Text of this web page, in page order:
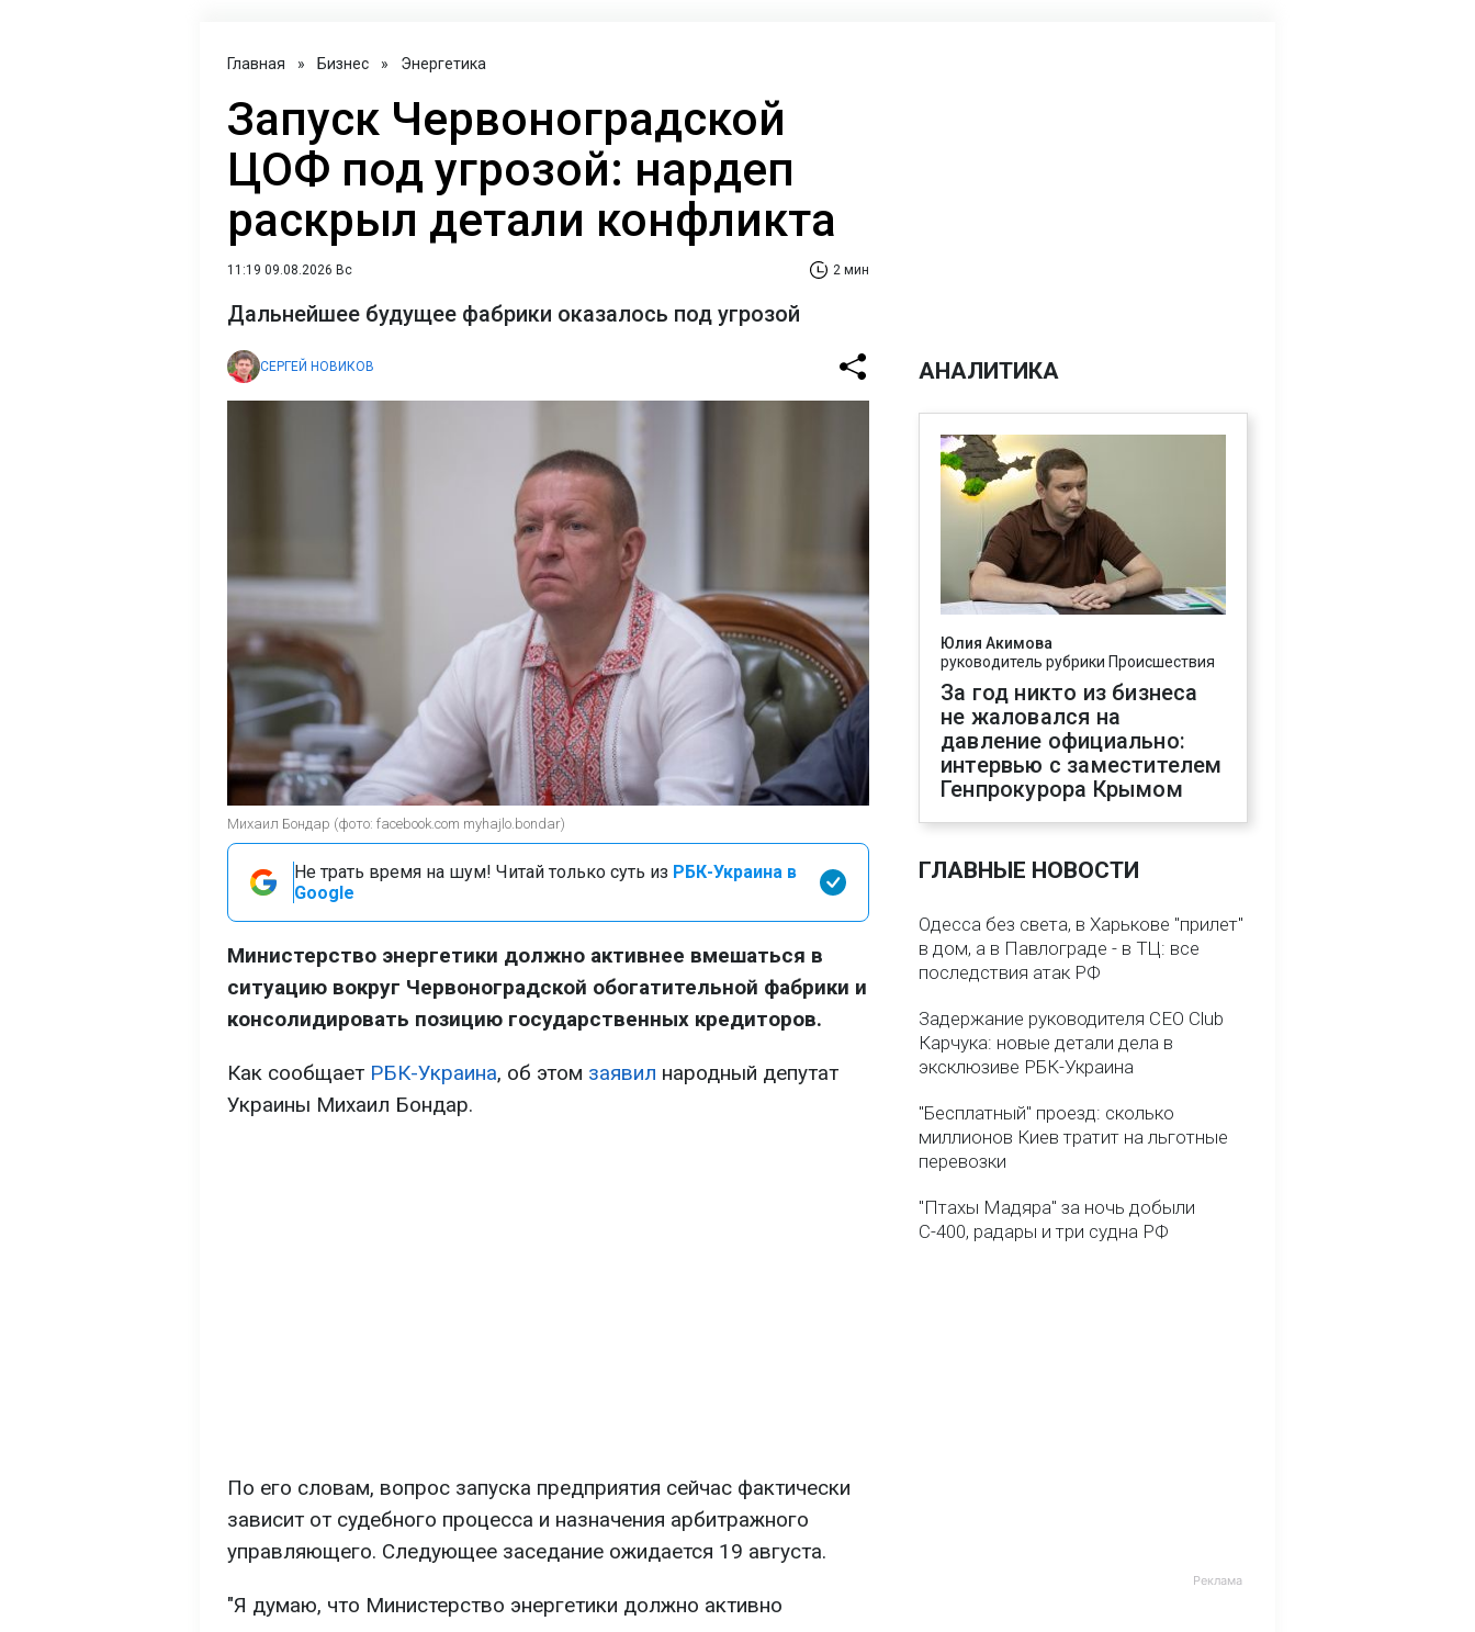
Главная » Бизнес » Энергетика
Запуск Червоноградской
ЦОФ под угрозой: нардеп
раскрыл детали конфликта
11:19 09.08.2026 Вс 2 мин
Дальнейшее будущее фабрики оказалось под угрозой
СЕРГЕЙ НОВИКОВ
Михаил Бондар (фото: facebook.com myhajlo.bondar)
Не трать время на шум! Читай только суть из РБК-Украина в
Google
Министерство энергетики должно активнее вмешаться в
ситуацию вокруг Червоноградской обогатительной фабрики и
консолидировать позицию государственных кредиторов.
Как сообщает РБК-Украина, об этом заявил народный депутат
Украины Михаил Бондар.
По его словам, вопрос запуска предприятия сейчас фактически
зависит от судебного процесса и назначения арбитражного
управляющего. Следующее заседание ожидается 19 августа.
"Я думаю, что Министерство энергетики должно активно
АНАЛИТИКА
Юлия Акимова
руководитель рубрики Происшествия
За год никто из бизнеса
не жаловался на
давление официально:
интервью с заместителем
Генпрокурора Крымом
ГЛАВНЫЕ НОВОСТИ
Одесса без света, в Харькове "прилет"
в дом, а в Павлограде - в ТЦ: все
последствия атак РФ
Задержание руководителя CEO Club
Карчука: новые детали дела в
эксклюзиве РБК-Украина
"Бесплатный" проезд: сколько
миллионов Киев тратит на льготные
перевозки
"Птахы Мадяра" за ночь добыли
С-400, радары и три судна РФ